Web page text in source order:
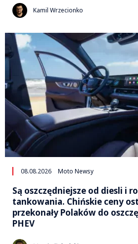
Kamil Wrzecionko
08.08.2026 Moto Newsy
Są oszczędniejsze od diesli i
tankowania. Chińskie ceny
przekonały Polaków do
PHEV